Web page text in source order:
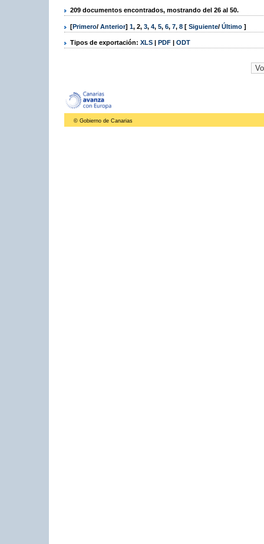
209 documentos encontrados, mostrando del 26 al 50.
[Primero/ Anterior] 1, 2, 3, 4, 5, 6, 7, 8 [ Siguiente/ Último ]
Tipos de exportación: XLS | PDF | ODT
© Gobierno de Canarias